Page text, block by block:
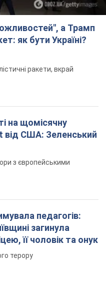
а Трамп
як бути Україні?
ракети, вкрай
на щомісячну
від США: Зеленський
з європейськими
педагогів:
загинула
її чоловік та онук
терору